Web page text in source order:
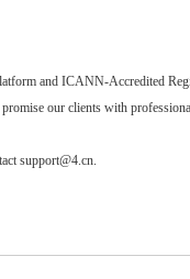
and ICANN-Accredited
our clients with
support@4.cn.